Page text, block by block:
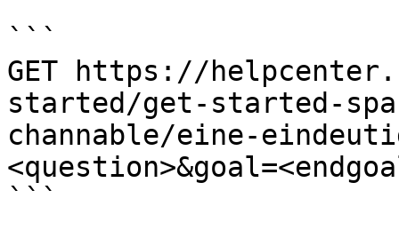
```
GET https://
started/get-started-
channable/eine-
```